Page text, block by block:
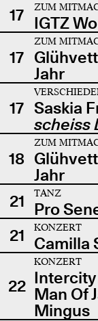
17
ZUM
IGTZ
17
ZUM
Jahr
17 Saskia
scheiss
18
ZUM
Jahr
21
TANZ
Pro
21
KONZERT
Camilla
22
KONZERT
Intercity
Man Of
Mingus